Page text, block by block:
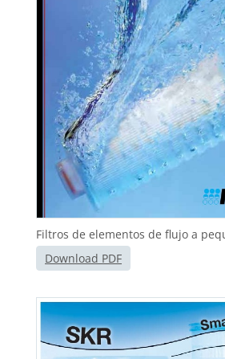
Filtros de elementos de flujo a
Download PDF